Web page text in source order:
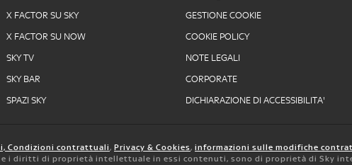
X FACTOR SU SKY
X FACTOR SU NOW
SKY TV
SKY BAR
SPAZI SKY
GESTIONE COOKIE
COOKIE POLICY
NOTE LEGALI
CORPORATE
DICHIARAZIONE DI ACCESSIBILITA'
Condizioni contrattuali, Privacy & Cookies, informazioni sulle modifiche
e i diritti di proprietà intellettuale in essi contenuti, sono di proprietà di Sky